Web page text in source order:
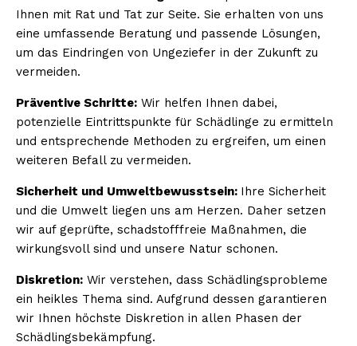
Ihnen mit Rat und Tat zur Seite. Sie erhalten von uns
eine umfassende Beratung und passende Lösungen,
um das Eindringen von Ungeziefer in der Zukunft zu
vermeiden.
Präventive Schritte: Wir helfen Ihnen dabei,
potenzielle Eintrittspunkte für Schädlinge zu ermitteln
und entsprechende Methoden zu ergreifen, um einen
weiteren Befall zu vermeiden.
Sicherheit und Umweltbewusstsein: Ihre Sicherheit
und die Umwelt liegen uns am Herzen. Daher setzen
wir auf geprüfte, schadstofffreie Maßnahmen, die
wirkungsvoll sind und unsere Natur schonen.
Diskretion: Wir verstehen, dass Schädlingsprobleme
ein heikles Thema sind. Aufgrund dessen garantieren
wir Ihnen höchste Diskretion in allen Phasen der
Schädlingsbekämpfung.